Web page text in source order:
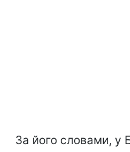
За його словами, у